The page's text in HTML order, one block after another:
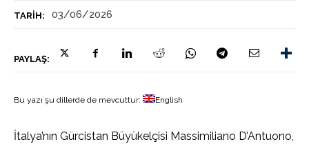
TARIH: 03/06/2026
PAYLAŞ:
Bu yazı şu dillerde de mevcuttur: English
İtalya’nın Gürcistan Büyükelçisi Massimiliano D’Antuono,